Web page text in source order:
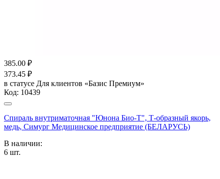
385.00 ₽
373.45 ₽
в статусе Для клиентов «Базис Премиум»
Код: 10439
Спираль внутриматочная "Юнона Био-Т", Т-образный якорь,
медь, Симург Медицинское предприятие (БЕЛАРУСЬ)
В наличии:
6 шт.